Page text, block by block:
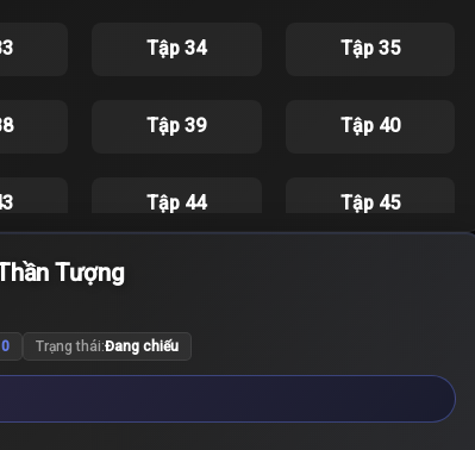
Tập 34 Tập 35
Tập 39 Tập 40
Tập 44 Tập 45
Tập 54
Tượng
Trạng thái:Đang chiếu